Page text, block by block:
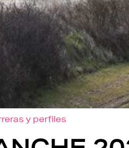
y perfiles